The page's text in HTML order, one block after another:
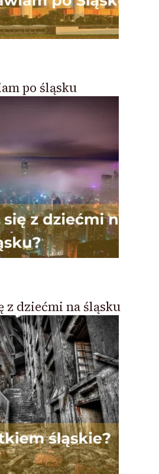
po śląsku
z dziećmi na śląsku